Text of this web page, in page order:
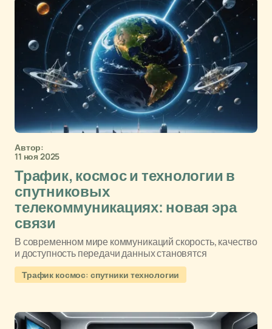
Автор:
11 ноя 2025
Трафик, космос и технологии в
спутниковых
телекоммуникациях: новая эра
связи
В современном мире коммуникаций скорость, качество
и доступность передачи данных становятся
Трафик космос: спутники технологии